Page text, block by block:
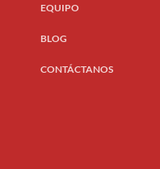
EQUIPO
BLOG
CONTÁCTANOS